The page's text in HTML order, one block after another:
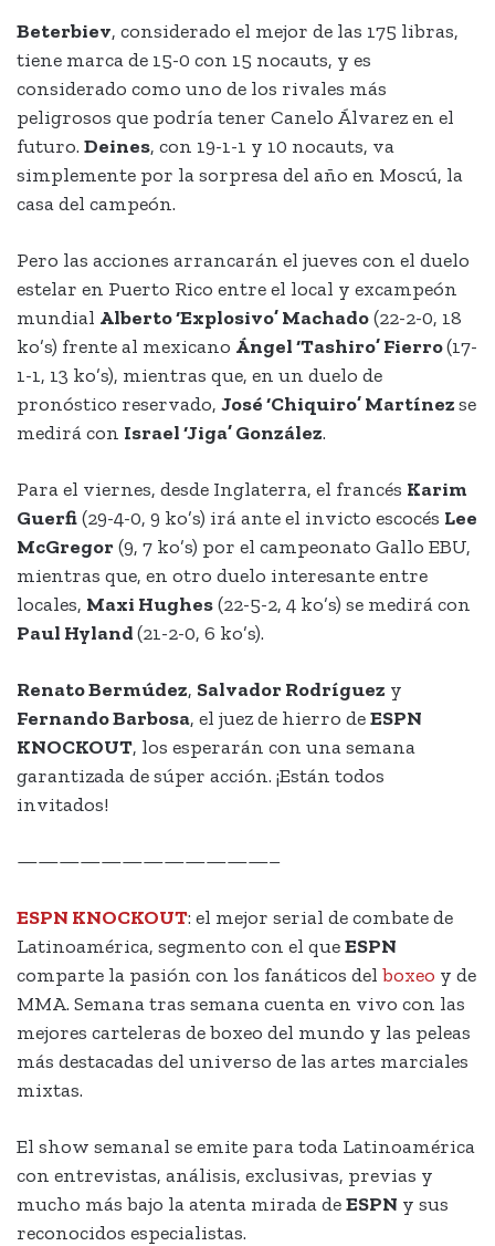
Beterbiev, considerado el mejor de las 175 libras,
tiene marca de 15-0 con 15 nocauts, y es
considerado como uno de los rivales más
peligrosos que podría tener Canelo Álvarez en el
futuro. Deines, con 19-1-1 y 10 nocauts, va
simplemente por la sorpresa del año en Moscú, la
casa del campeón.
Pero las acciones arrancarán el jueves con el duelo
estelar en Puerto Rico entre el local y excampeón
mundial Alberto ‘Explosivo’ Machado(22-2-0, 18
ko’s) frente al mexicano Ángel ‘Tashiro’ Fierro(17-
1-1, 13 ko’s), mientras que, en un duelo de
pronóstico reservado, José ‘Chiquiro’ Martínezse
medirá con Israel ‘Jiga’ González.
Para el viernes, desde Inglaterra, el francés Karim
Guerfi(29-4-0, 9 ko’s) irá ante el invicto escocés Lee
McGregor(9, 7 ko’s) por el campeonato Gallo EBU,
mientras que, en otro duelo interesante entre
locales, Maxi Hughes(22-5-2, 4 ko’s) se medirá con
Paul Hyland(21-2-0, 6 ko’s).
Renato Bermúdez, Salvador Rodríguez y
Fernando Barbosa, el juez de hierro deESPN
KNOCKOUT, los esperarán con una semana
garantizada de súper acción. ¡Están todos
invitados!
————————————–
ESPN KNOCKOUT: el mejor serial de combate de
Latinoamérica, segmento con el queESPN
comparte la pasión con los fanáticos del boxeo y de
MMA. Semana tras semana cuenta en vivo con las
mejores carteleras de boxeo del mundo y las peleas
más destacadas del universo de las artes marciales
mixtas.
El show semanal se emite para toda Latinoamérica
con entrevistas, análisis, exclusivas, previas y
mucho más bajo la atenta mirada deESPN y sus
reconocidos especialistas.